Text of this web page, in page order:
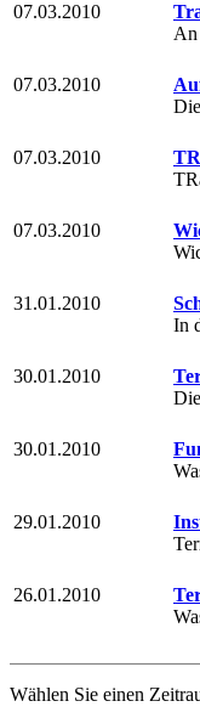
07.03.2010
An
07.03.2010
07.03.2010
07.03.2010
31.01.2010
In
30.01.2010
30.01.2010
29.01.2010
26.01.2010
Wählen Sie einen